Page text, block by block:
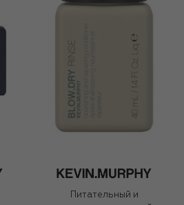
Питательный и